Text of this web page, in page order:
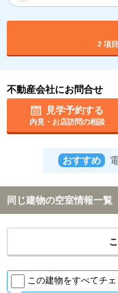
2 項
不動産会社にお問合せ
見学予約する
内見・お店訪問の相談
おすすめ
同じ建物の空室情報一覧
この建物をすべてチェ